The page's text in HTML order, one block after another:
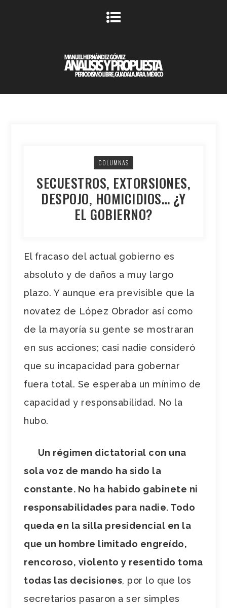
COLUMNAS
SECUESTROS, EXTORSIONES,
DESPOJO, HOMICIDIOS… ¿Y
EL GOBIERNO?
El fracaso del actual gobierno es
absoluto y de daños a muy largo
plazo. Y aunque era previsible que la
novatez de López Obrador así como
de la mayoría su gente se mostraran
en sus acciones; casi nadie consideró
que su incapacidad para gobernar
fuera total. Se esperaba un mínimo de
capacidad y responsabilidad. No la
hubo.
Un régimen dictatorial con una
sola voz de mando ha sido la
constante. No ha habido gabinete ni
responsabilidades para nadie. Todo
queda en la silla presidencial en la
que un hombre limitado engreído,
rencoroso, violento y resentido toma
todas las decisiones, por lo que los
secretarios pasaron a ser simples